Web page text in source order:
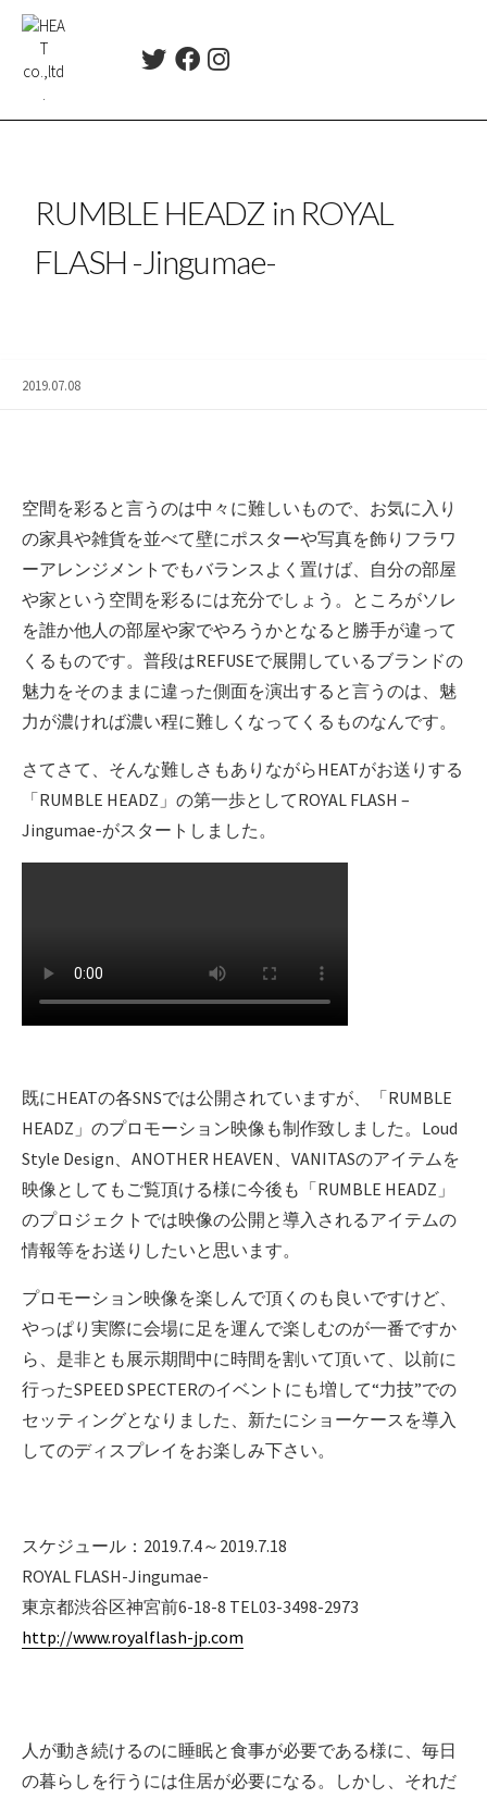
ツ
t
F
e
k
t
RUMBLE HEADZ in ROYAL
FLASH -Jingumae-
2019.07.08
空間を彩ると言うのは中々に難しいもので、お気に入り
の家具や雑貨を並べて壁にポスターや写真を飾りフラワ
ーアレンジメントでもバランスよく置けば、自分の部屋
や家という空間を彩るには充分でしょう。ところがソレ
を誰か他人の部屋や家でやろうかとなると勝手が違って
くるものです。普段はREFUSEで展開しているブランドの
魅力をそのままに違った側面を演出すると言うのは、魅
力が濃ければ濃い程に難しくなってくるものなんです。
さてさて、そんな難しさもありながらHEATがお送りする
「RUMBLE HEADZ」の第一歩としてROYAL FLASH –
Jingumae-がスタートしました。
既にHEATの各SNSでは公開されていますが、「RUMBLE
HEADZ」のプロモーション映像も制作致しました。Loud
Style Design、ANOTHER HEAVEN、VANITASのアイテムを
映像としてもご覧頂ける様に今後も「RUMBLE HEADZ」
のプロジェクトでは映像の公開と導入されるアイテムの
情報等をお送りしたいと思います。
プロモーション映像を楽しんで頂くのも良いですけど、
やっぱり実際に会場に足を運んで楽しむのが一番ですか
ら、是非とも展示期間中に時間を割いて頂いて、以前に
行ったSPEED SPECTERのイベントにも増して“力技”での
セッティングとなりました、新たにショーケースを導入
してのディスプレイをお楽しみ下さい。
スケジュール：2019.7.4～2019.7.18
ROYAL FLASH-Jingumae-
東京都渋谷区神宮前6-18-8 TEL03-3498-2973
http://www.royalflash-jp.com
人が動き続けるのに睡眠と食事が必要である様に、毎日
の暮らしを行うには住居が必要になる。しかし、それだ